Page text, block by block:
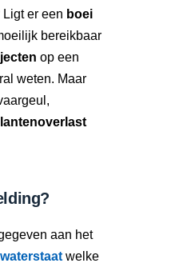
er een boei
bereikbaar
op een
weten. Maar
aan het
welke